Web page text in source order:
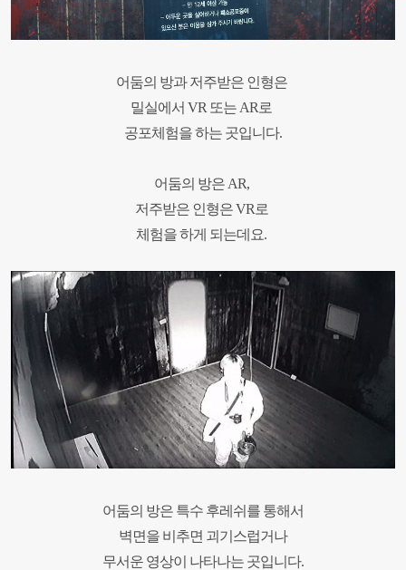
어둠의 방과 저주받은 인형은
밀실에서 VR 또는 AR로
공포체험을 하는 곳입니다.
어둠의 방은 AR,
저주받은 인형은 VR로
체험을 하게 되는데요.
어둠의 방은 특수 후레쉬를 통해서
벽면을 비추면 괴기스럽거나
무서운 영상이 나타나는 곳입니다.